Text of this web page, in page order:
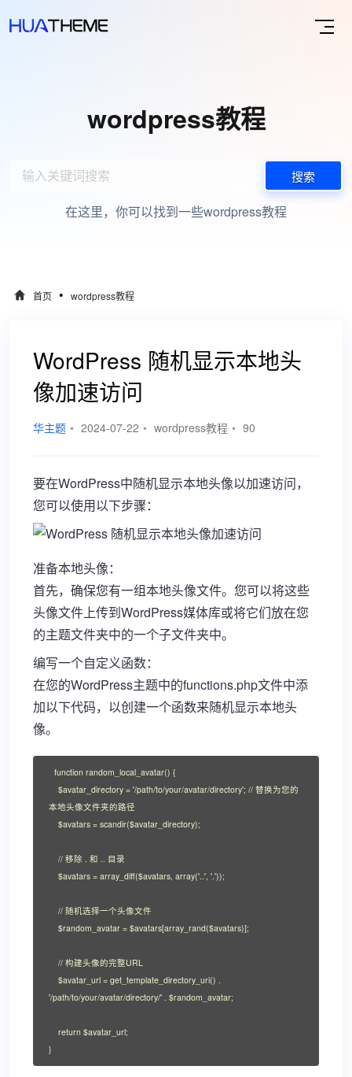
wordpress教程
搜索
在这里，你可以找到一些wordpress教程
首页 • wordpress教程
WordPress 随机显示本地头
像加速访问
华主题 • 2024-07-22 • wordpress教程 • 90
要在WordPress中随机显示本地头像以加速访问，
您可以使用以下步骤：
准备本地头像：
首先，确保您有一组本地头像文件。您可以将这些
头像文件上传到WordPress媒体库或将它们放在您
的主题文件夹中的一个子文件夹中。
编写一个自定义函数：
在您的WordPress主题中的functions.php文件中添
加以下代码，以创建一个函数来随机显示本地头
像。
function random_local_avatar() {
本地头像文件夹的路径
'/path/to/your/avatar/directory/' . $random_avatar;
}